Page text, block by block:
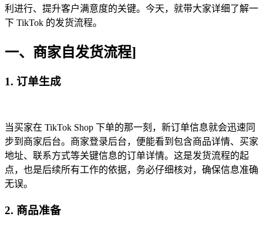
利进行、提升客户满意度的关键。今天，就带大家详细了解一
下 TikTok 的发货流程。
一、商家自发货流程]
1. 订单生成
当买家在 TikTok Shop 下单的那一刻，新订单信息就会迅速同
步到商家后台。商家登录后台，便能看到包含商品详情、买家
地址、联系方式等关键信息的订单详情。这是发货流程的起
点，也是后续所有工作的依据，务必仔细核对，确保信息准确
无误。
2. 商品准备